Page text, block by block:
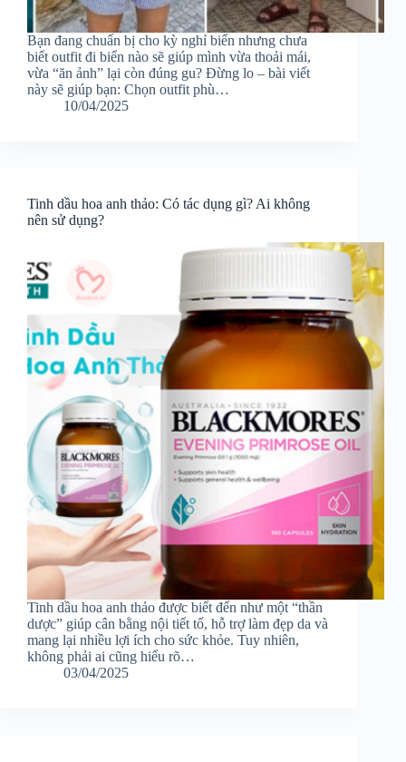
Bạn đang chuẩn bị cho kỳ nghỉ biển nhưng chưa
biết outfit đi biển nào sẽ giúp mình vừa thoải mái,
vừa “ăn ảnh” lại còn đúng gu? Đừng lo – bài viết
này sẽ giúp bạn: Chọn outfit phù…
10/04/2025
Tinh dầu hoa anh thảo: Có tác dụng gì? Ai không
nên sử dụng?
Tinh dầu hoa anh thảo được biết đến như một “thần
dược” giúp cân bằng nội tiết tố, hỗ trợ làm đẹp da và
mang lại nhiều lợi ích cho sức khỏe. Tuy nhiên,
không phải ai cũng hiểu rõ…
03/04/2025